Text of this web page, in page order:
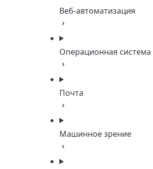
Веб-автоматизация
Операционная система
Почта
Машинное зрение